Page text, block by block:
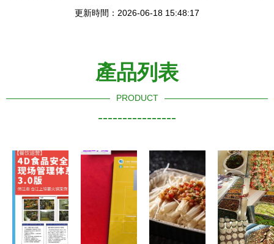
更新時間：2026-06-18 15:48:17
產品列表
PRODUCT
----------------